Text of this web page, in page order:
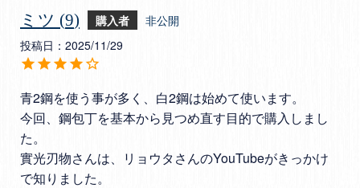
ミツ 9 購入者
非公開
投稿日
2025/11/29
青2鋼を使う事が多く、白2鋼は始めて使います。
今回、鋼包丁を基本から見つめ直す目的で購入しまし
た。
實光刃物さんは、リョウタさんのYouTubeがきっかけ
で知りました。